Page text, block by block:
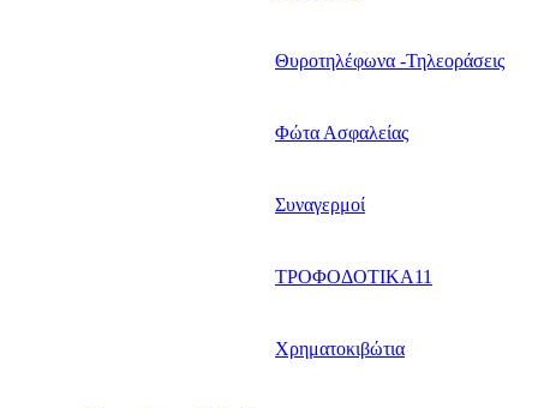
Θυροτηλέφωνα -Τηλεοράσεις
Φώτα Ασφαλείας
Συναγερμοί
ΤΡΟΦΟΔΟΤΙΚΑ11
Χρηματοκιβώτια